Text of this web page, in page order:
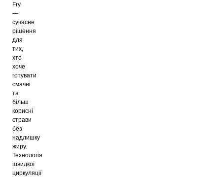
Fry
—
сучасне
рішення
для
тих,
хто
хоче
готувати
смачні
та
більш
корисні
страви
без
надлишку
жиру.
Технологія
швидкої
циркуляції